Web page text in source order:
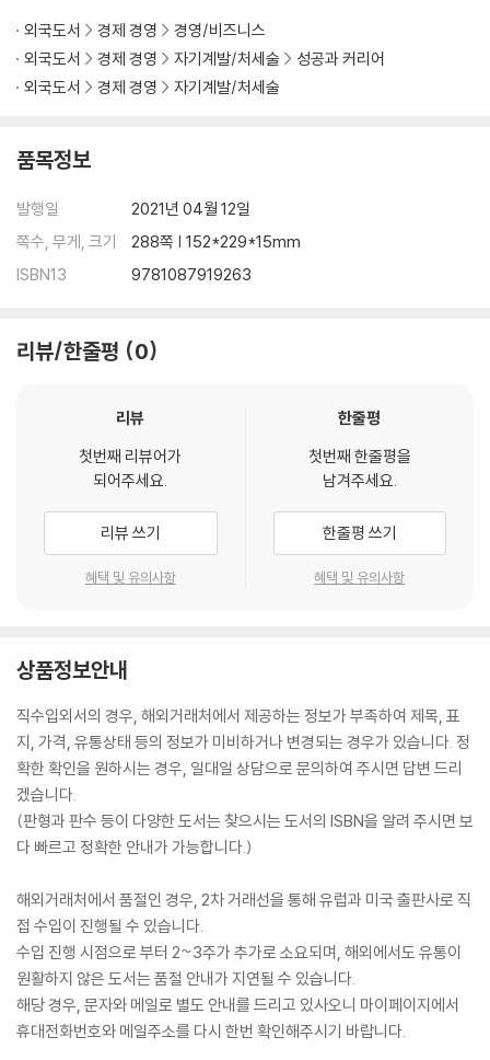
외국도서 경제 경영
경영/비즈니스
외국도서
경제 경영 자기계발/처세술
성공과 커리어
외국도서
경제 경영 자기계발/처세술
품목정보
발행일
2021년 04월 12일
쪽수, 무게, 크기
288쪽 | 152*229*15mm
ISBN13
9781087919263
리뷰/한줄평 0
리뷰
첫번째 리뷰어가
되어주세요.
리뷰 쓰기
혜택 및 유의사항
한줄평
첫번째 한줄평을
남겨주세요.
한줄평 쓰기
혜택 및 유의사항
상품정보안내
직수입외서의 경우, 해외거래처에서 제공하는 정보가 부족하여 제목, 표
지, 가격, 유통상태 등의 정보가 미비하거나 변경되는 경우가 있습니다. 정
확한 확인을 원하시는 경우, 일대일 상담으로 문의하여 주시면 답변 드리
겠습니다.
(판형과 판수 등이 다양한 도서는 찾으시는 도서의 ISBN을 알려 주시면 보
다 빠르고 정확한 안내가 가능합니다.)
해외거래처에서 품절인 경우, 2차 거래선을 통해 유럽과 미국 출판사로 직
접 수입이 진행될 수 있습니다.
수입 진행 시점으로 부터 2~3주가 추가로 소요되며, 해외에서도 유통이
원활하지 않은 도서는 품절 안내가 지연될 수 있습니다.
해당 경우, 문자와 메일로 별도 안내를 드리고 있사오니 마이페이지에서
휴대전화번호와 메일주소를 다시 한번 확인해주시기 바랍니다.